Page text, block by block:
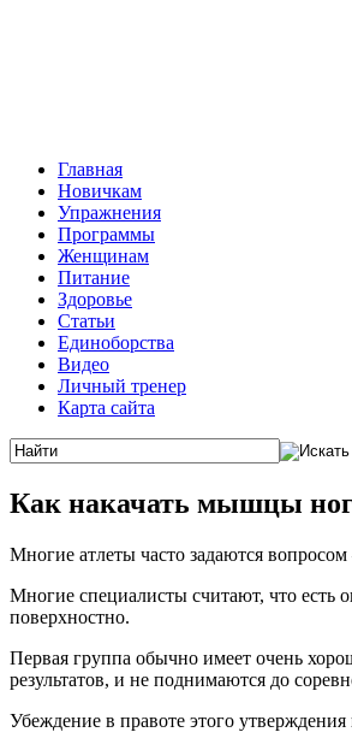
Главная
Новичкам
Упражнения
Программы
Женщинам
Питание
Здоровье
Статьи
Единоборства
Видео
Личный тренер
Карта сайта
Как накачать мышцы
Многие атлеты часто задаются
Многие специалисты считают, что есть
поверхностно.
Первая группа обычно имеет очень
результатов, и не поднимаются до
Убеждение в правоте этого